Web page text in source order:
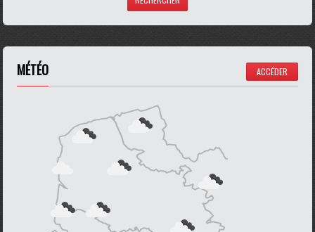
MÉTÉO ACCÉDER